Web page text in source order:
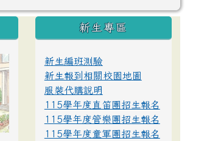
:::
新生專區
新生編班測驗
新生報到相關校園地圖
服裝代購說明
115學年度直笛團招生報名
115學年度管樂團招生報名
115學年度童軍團招生報名